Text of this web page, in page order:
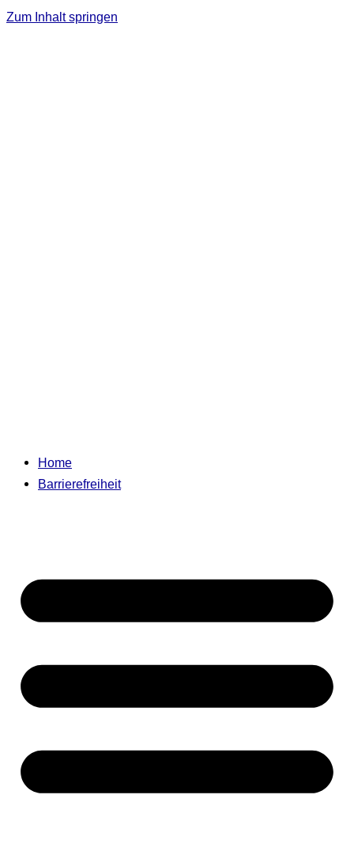
Zum Inhalt springen
Home
Barrierefreiheit